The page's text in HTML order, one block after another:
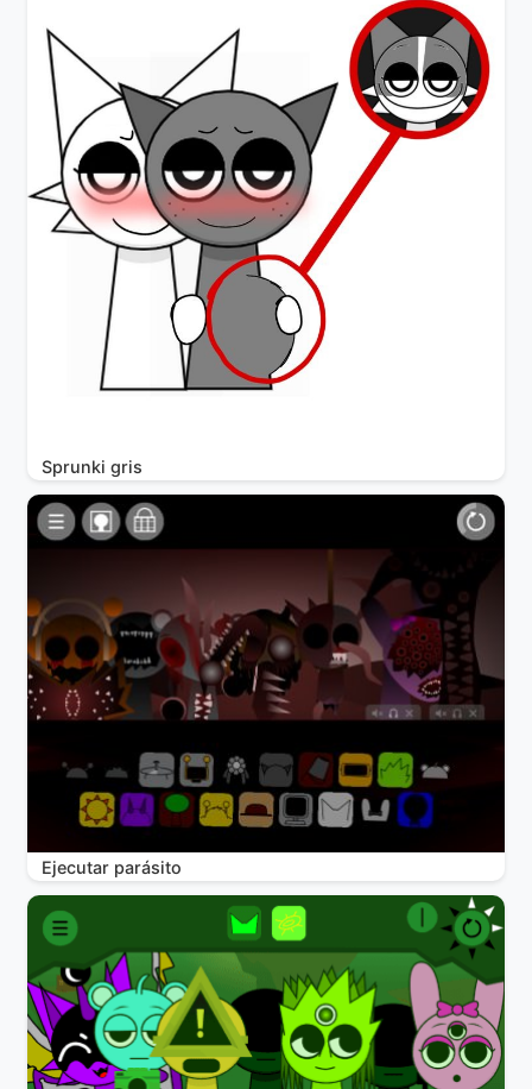
Sprunki gris
Ejecutar parásito